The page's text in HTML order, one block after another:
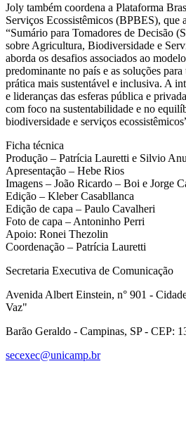
Joly também coordena a Plataforma
Serviços Ecossistêmicos (BPBES), que
“Sumário para Tomadores de Decisão
sobre Agricultura, Biodiversidade e
aborda os desafios associados ao
predominante no país e as soluções
prática mais sustentável e inclusiva. A
e lideranças das esferas pública e
com foco na sustentabilidade e no
biodiversidade e serviços
Ficha técnica
Produção – Patrícia Lauretti e Silvio
Apresentação – Hebe Rios
Imagens – João Ricardo – Boi e Jorge
Edição – Kleber Casabllanca
Edição de capa – Paulo Cavalheri
Foto de capa – Antoninho Perri
Apoio: Ronei Thezolin
Coordenação – Patrícia Lauretti
Secretaria Executiva de Comunicação
Avenida Albert Einstein, n° 901 -
Vaz"
Barão Geraldo - Campinas, SP - CEP:
secexec@unicamp.br